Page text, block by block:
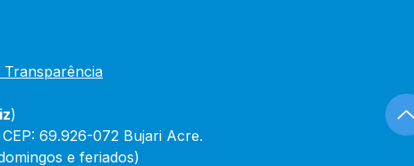
Transparência
)
69.926-072 Bujari Acre.
e feriados)